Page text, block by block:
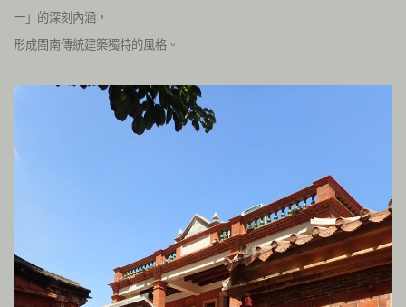
一」的深刻內涵，
形成閩南傳統建築獨特的風格。